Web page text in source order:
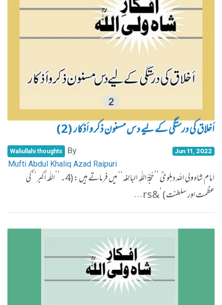
اَخلاق کی درستگی کے لیے دس مسنون ذکر و اَذکار (2)
Waliullahi thoughts By
Mufti Abdul Khaliq Azad Raipuri
Jun 11, 2022
امام شاہ ولی اللہ دہلویؒ ’’حُجّۃُ اللّٰہِ البالِغہ‘‘ میں فرماتے ہیں : (4۔ ’’اللّٰہ أکبر‘‘ کی
عظمت اور سلطنت ) ’&rs…